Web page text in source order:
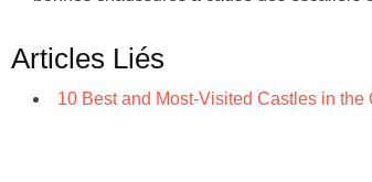
Articles Liés
10 Best and Most-Visited Castles in